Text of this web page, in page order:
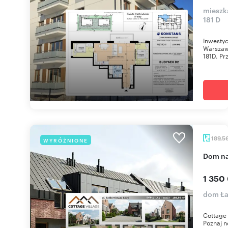
181 D
181D.
WYRÓŻNIONE
dom
1 350
dom
Cottage
Poznaj